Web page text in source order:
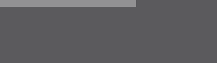
avant de souscrire.
de l’usage de la présente